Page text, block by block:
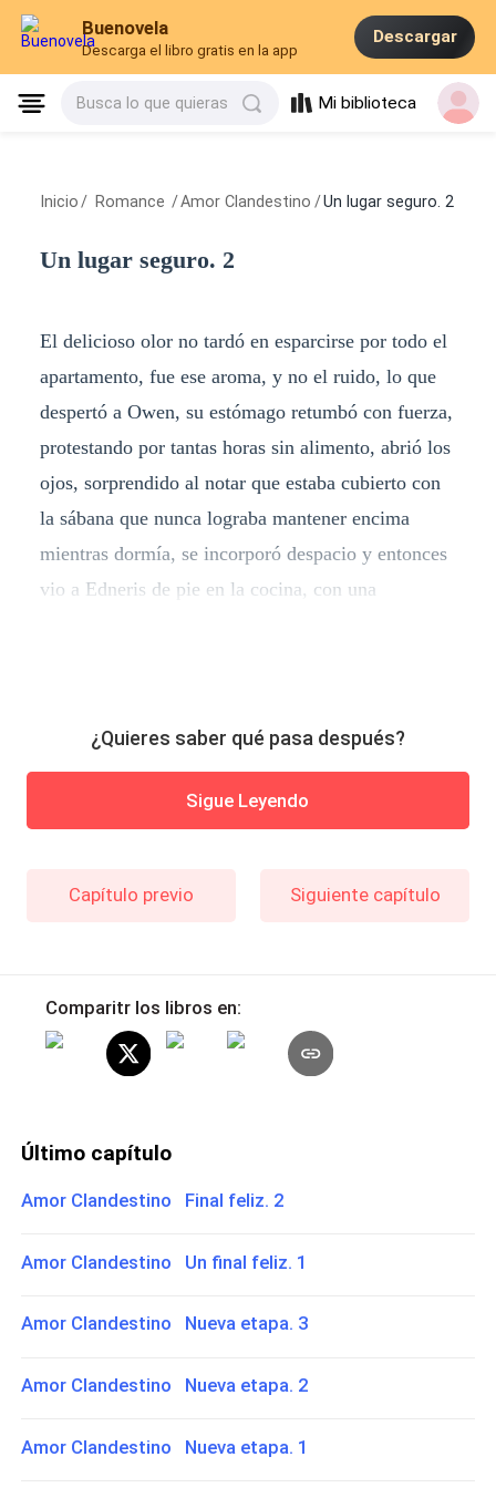
Buenovela
Descarga el libro gratis en la app
Descargar
Busca lo que quieras Mi biblioteca
Inicio / Romance /Amor Clandestino /Un lugar seguro. 2
Un lugar seguro. 2
El delicioso olor no tardó en esparcirse por todo el
apartamento, fue ese aroma, y no el ruido, lo que
despertó a Owen, su estómago retumbó con fuerza,
protestando por tantas horas sin alimento, abrió los
ojos, sorprendido al notar que estaba cubierto con
la sábana que nunca lograba mantener encima
mientras dormía, se incorporó despacio y entonces
vio a Edneris de pie en la cocina, con una
¿Quieres saber qué pasa después?
Sigue Leyendo
Capítulo previo Siguiente capítulo
Comparitr los libros en:
Último capítulo
Amor Clandestino Final feliz. 2
Amor Clandestino Un final feliz. 1
Amor Clandestino Nueva etapa. 3
Amor Clandestino Nueva etapa. 2
Amor Clandestino Nueva etapa. 1